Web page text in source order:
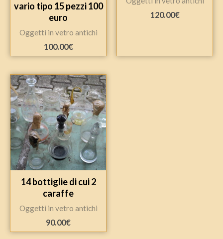
vario tipo 15 pezzi 100
euro
Oggetti in vetro antichi
100.00€
120.00€
14 bottiglie di cui 2
caraffe
Oggetti in vetro antichi
90.00€